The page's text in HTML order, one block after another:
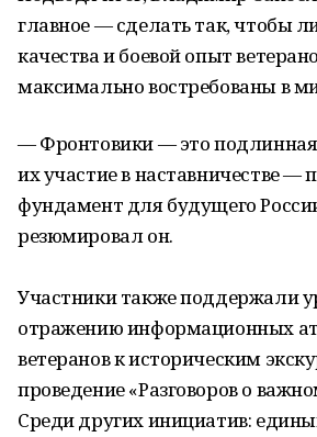
главное — сделать так, чтобы
качества и боевой опыт
максимально востребованы в
— Фронтовики — это
их участие в наставничестве —
фундамент для будущего
резюмировал он.
Участники также поддержали
отражению информационных
ветеранов к историческим
проведение «Разговоров о
Среди других инициатив: